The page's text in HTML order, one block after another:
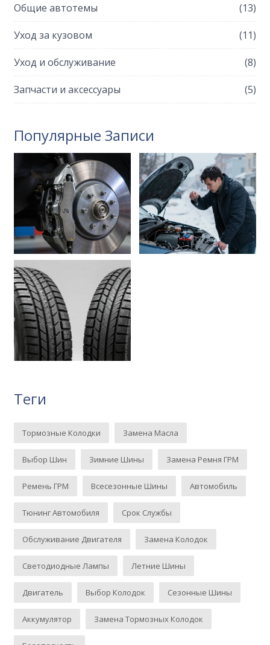
Общие автотемы (13)
Уход за кузовом (11)
Уход и обслуживание (8)
Запчасти и аксессуары (5)
Популярные Записи
Теги
Тормозные Колодки Замена Масла
Выбор Шин Зимние Шины Замена Ремня ГРМ
Ремень ГРМ Всесезонные Шины Автомобиль
Тюнинг Автомобиля Срок Службы
Обслуживание Двигателя Замена Колодок
Светодиодные Лампы Летние Шины
Двигатель Выбор Колодок Сезонные Шины
Аккумулятор Замена Тормозных Колодок